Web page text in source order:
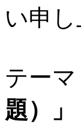
い申し
テーマ
題）」